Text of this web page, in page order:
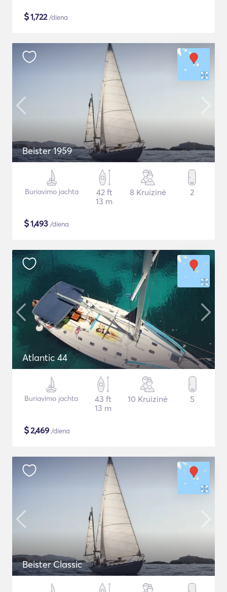
$1,722/diena
Beister 1959
Buriavimo jachta
42 ft
13 m
8 Kruizinė 2
$1,493 /diena
Atlantic 44
Buriavimo jachta
43 ft
13 m
10 Kruizinė 5
$2,469 /diena
Beister Classic